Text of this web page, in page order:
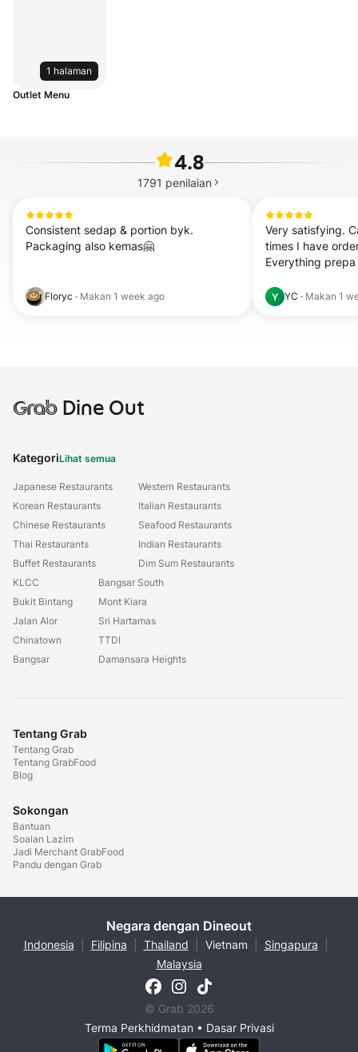
1 halaman
Outlet Menu
4.8
1791 penilaian
Consistent sedap & portion byk.
Packaging also kemas🤗
Floryc · Makan 1 week ago
Very satisfying.
times I have
Everything prepa
Y YC · Makan 1
GrabDine Out
KategoriLihat semua
Japanese Restaurants
Korean Restaurants
Chinese Restaurants
Thai Restaurants
Buffet Restaurants
Western Restaurants
Italian Restaurants
Seafood Restaurants
Indian Restaurants
Dim Sum Restaurants
KLCC
Bukit Bintang
Jalan Alor
Chinatown
Bangsar
Bangsar South
Mont Kiara
Sri Hartamas
TTDI
Damansara Heights
Tentang Grab
Tentang Grab
Tentang GrabFood
Blog
Sokongan
Bantuan
Soalan Lazim
Jadi Merchant GrabFood
Pandu dengan Grab
Negara dengan Dineout
Indonesia Filipina Thailand Vietnam Singapura
Malaysia
© Grab 2026
Terma Perkhidmatan• Dasar Privasi